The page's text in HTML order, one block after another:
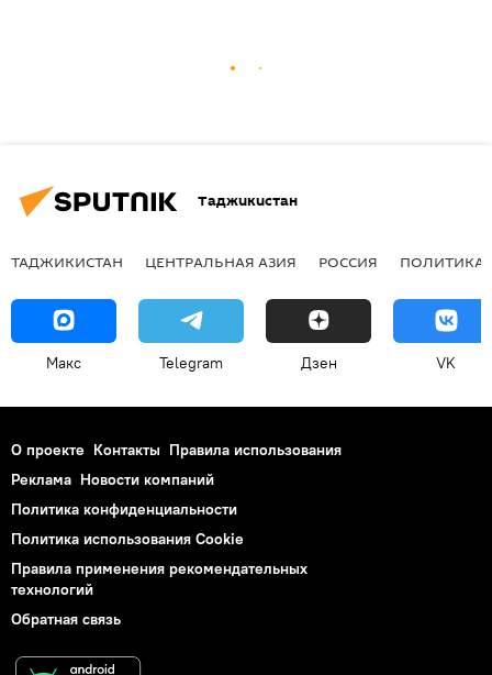
Таджикистан
ТАДЖИКИСТАН ЦЕНТРАЛЬНАЯ АЗИЯ РОССИЯ ПОЛИТИКА
Макс Telegram Дзен VK
О проекте Контакты Правила использования
Реклама Новости компаний
Политика конфиденциальности
Политика использования Cookie
Правила применения рекомендательных
технологий
Обратная связь